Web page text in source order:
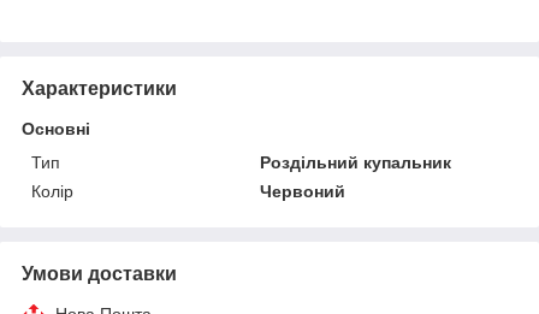
Характеристики
Основні
Тип
Роздільний купальник
Колір
Червоний
Умови доставки